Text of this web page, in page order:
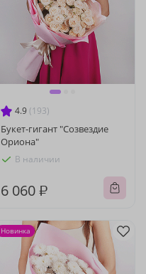
4.9 (193)
Букет-гигант "Созвездие
Ориона"
В наличии
6 060 ₽
Новинка